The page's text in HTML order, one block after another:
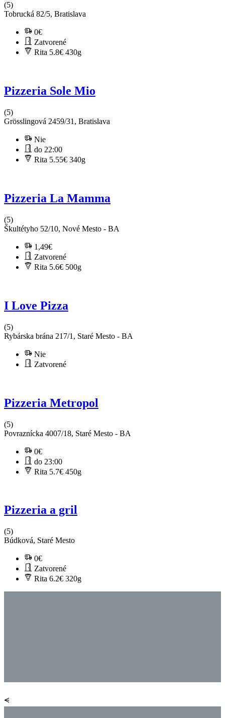
(5)
Tobrucká 82/5, Bratislava
0€
Zatvorené
Rita 5.8€ 430g
Pizzeria Sole Mio
(5)
Grösslingová 2459/31, Bratislava
Nie
do 22:00
Rita 5.55€ 340g
Pizzeria La Mamma
(5)
Škultétyho 52/10, Nové Mesto - BA
1,49€
Zatvorené
Rita 5.6€ 500g
I Love Pizza
(5)
Rybárska brána 217/1, Staré Mesto - BA
Nie
Zatvorené
Pizzeria Metropol
(5)
Povraznícka 4007/18, Staré Mesto - BA
0€
do 23:00
Rita 5.7€ 450g
Pizzeria a gril
(5)
Búdková, Staré Mesto
0€
Zatvorené
Rita 6.2€ 320g
⪪